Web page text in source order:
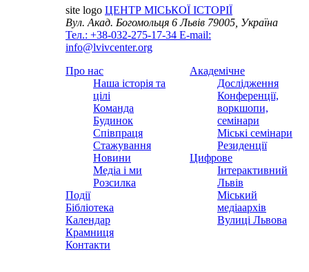
site logo ЦЕНТР МІСЬКОЇ ІСТОРІЇ
Вул. Акад. Богомольця 6Львів 79005, Україна
Тел.: +38-032-275-17-34 E-mail:
info@lvivcenter.org
Про нас
Наша історія та
цілі
Команда
Будинок
Співпраця
Стажування
Новини
Медіа і ми
Розсилка
Події
Бібліотека
Календар
Крамниця
Контакти
Академічне
Дослідження
Конференції,
воркшопи,
семінари
Міські семінари
Резиденції
Цифрове
Інтерактивний
Львів
Міський
медіаархів
Вулиці Львова